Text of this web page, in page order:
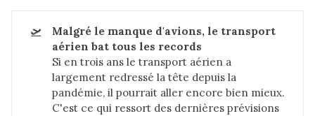
🛫
Malgré le manque d'avions, le transport
aérien bat tous les records
Si en trois ans le transport aérien a
largement redressé la tête depuis la
pandémie, il pourrait aller encore bien mieux.
C'est ce qui ressort des dernières prévisions